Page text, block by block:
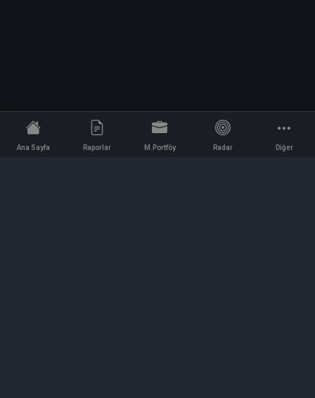
Ana Sayfa Raporlar M.Portföy Radar Diğer